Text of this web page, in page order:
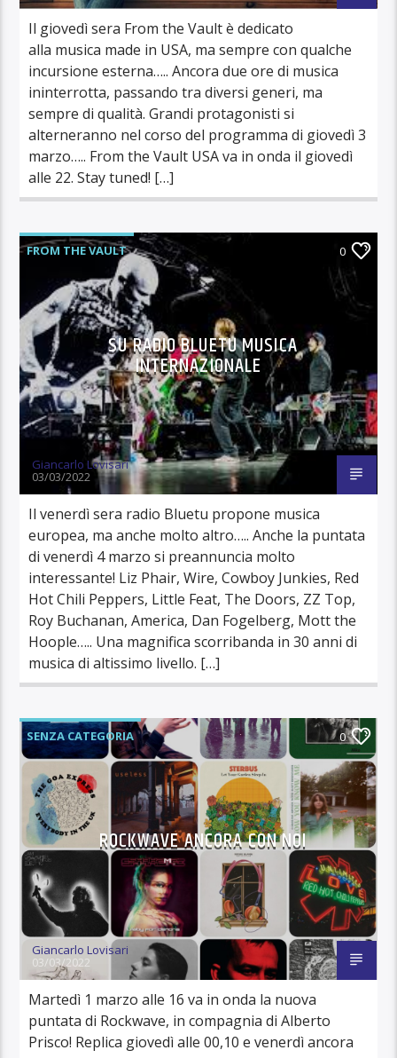
Il giovedì sera From the Vault è dedicato
alla musica made in USA, ma sempre con qualche
incursione esterna….. Ancora due ore di musica
ininterrotta, passando tra diversi generi, ma
sempre di qualità. Grandi protagonisti si
alterneranno nel corso del programma di giovedì 3
marzo….. From the Vault USA va in onda il giovedì
alle 22. Stay tuned! […]
FROM THE VAULT 0
SU RADIO BLUETU MUSICA
INTERNAZIONALE
Giancarlo Lovisari
03/03/2022
Il venerdì sera radio Bluetu propone musica
europea, ma anche molto altro….. Anche la puntata
di venerdì 4 marzo si preannuncia molto
interessante! Liz Phair, Wire, Cowboy Junkies, Red
Hot Chili Peppers, Little Feat, The Doors, ZZ Top,
Roy Buchanan, America, Dan Fogelberg, Mott the
Hoople….. Una magnifica scorribanda in 30 anni di
musica di altissimo livello. […]
SENZA CATEGORIA 0
ROCKWAVE ANCORA CON NOI
Giancarlo Lovisari
03/03/2022
Martedì 1 marzo alle 16 va in onda la nuova
puntata di Rockwave, in compagnia di Alberto
Prisco! Replica giovedì alle 00,10 e venerdì ancora